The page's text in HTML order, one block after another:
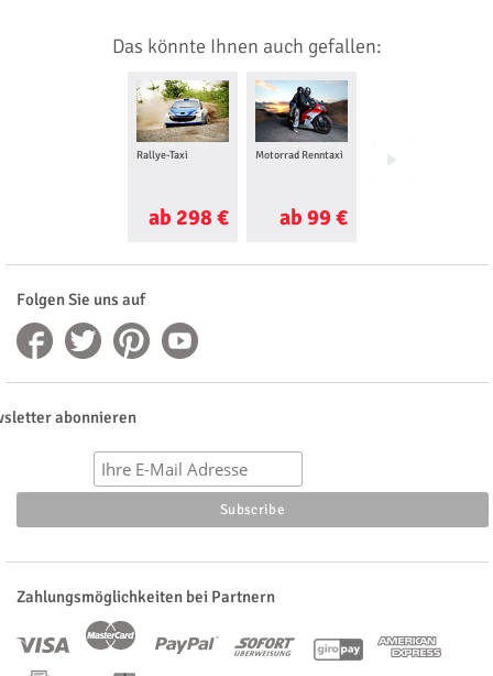
Das könnte Ihnen auch gefallen:
Rallye-Taxi
ab 298 €
Motorrad Renntaxi
ab 99 €
Drift Taxi
Folgen Sie uns auf
abonnieren
Zahlungsmöglichkeiten bei Partnern